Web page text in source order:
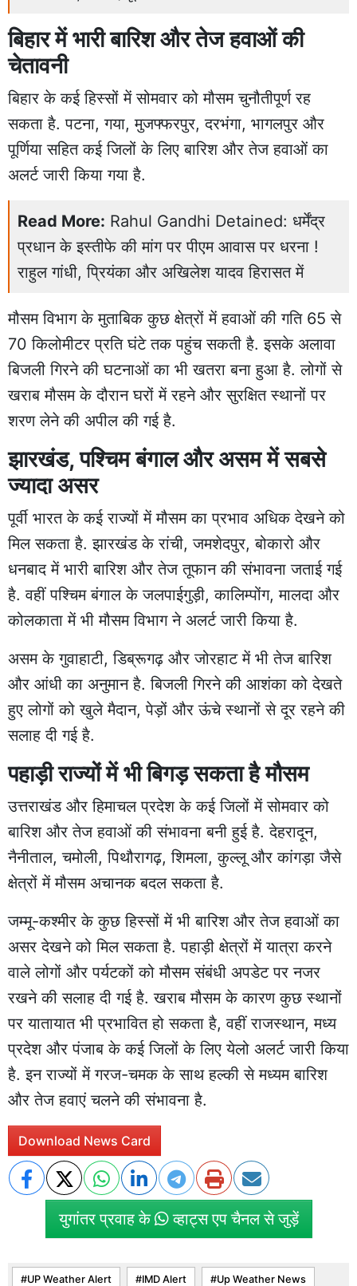
बिहार में भारी बारिश और तेज हवाओं की
चेतावनी
बिहार के कई हिस्सों में सोमवार को मौसम चुनौतीपूर्ण रह
सकता है. पटना, गया, मुजफ्फरपुर, दरभंगा, भागलपुर और
पूर्णिया सहित कई जिलों के लिए बारिश और तेज हवाओं का
अलर्ट जारी किया गया है.
Read More: Rahul Gandhi Detained: धर्मेंद्र
प्रधान के इस्तीफे की मांग पर पीएम आवास पर धरना !
राहुल गांधी, प्रियंका और अखिलेश यादव हिरासत में
मौसम विभाग के मुताबिक कुछ क्षेत्रों में हवाओं की गति 65 से
70 किलोमीटर प्रति घंटे तक पहुंच सकती है. इसके अलावा
बिजली गिरने की घटनाओं का भी खतरा बना हुआ है. लोगों से
खराब मौसम के दौरान घरों में रहने और सुरक्षित स्थानों पर
शरण लेने की अपील की गई है.
झारखंड, पश्चिम बंगाल और असम में सबसे
ज्यादा असर
पूर्वी भारत के कई राज्यों में मौसम का प्रभाव अधिक देखने को
मिल सकता है. झारखंड के रांची, जमशेदपुर, बोकारो और
धनबाद में भारी बारिश और तेज तूफान की संभावना जताई गई
है. वहीं पश्चिम बंगाल के जलपाईगुड़ी, कालिम्पोंग, मालदा और
कोलकाता में भी मौसम विभाग ने अलर्ट जारी किया है.
असम के गुवाहाटी, डिब्रूगढ़ और जोरहाट में भी तेज बारिश
और आंधी का अनुमान है. बिजली गिरने की आशंका को देखते
हुए लोगों को खुले मैदान, पेड़ों और ऊंचे स्थानों से दूर रहने की
सलाह दी गई है.
पहाड़ी राज्यों में भी बिगड़ सकता है मौसम
उत्तराखंड और हिमाचल प्रदेश के कई जिलों में सोमवार को
बारिश और तेज हवाओं की संभावना बनी हुई है. देहरादून,
नैनीताल, चमोली, पिथौरागढ़, शिमला, कुल्लू और कांगड़ा जैसे
क्षेत्रों में मौसम अचानक बदल सकता है.
जम्मू-कश्मीर के कुछ हिस्सों में भी बारिश और तेज हवाओं का
असर देखने को मिल सकता है. पहाड़ी क्षेत्रों में यात्रा करने
वाले लोगों और पर्यटकों को मौसम संबंधी अपडेट पर नजर
रखने की सलाह दी गई है. खराब मौसम के कारण कुछ स्थानों
पर यातायात भी प्रभावित हो सकता है, वहीं राजस्थान, मध्य
प्रदेश और पंजाब के कई जिलों के लिए येलो अलर्ट जारी किया
है. इन राज्यों में गरज-चमक के साथ हल्की से मध्यम बारिश
और तेज हवाएं चलने की संभावना है.
Download News Card
युगांतर प्रवाह के व्हाट्स एप चैनल से जुड़ें
UP Weather Alert IMD Alert Up Weather News